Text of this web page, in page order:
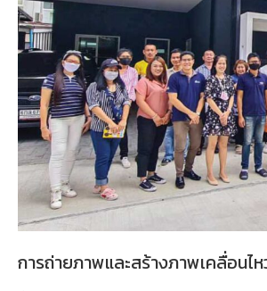
การถ่ายภาพและสร้างภาพเคลื่อนไ